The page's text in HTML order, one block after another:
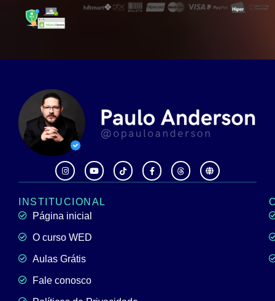
INSTITUCIONAL
Página inicial
O curso WED
Aulas Grátis
Fale conosco